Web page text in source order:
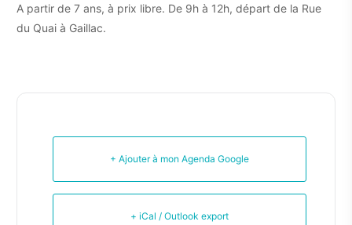
A partir de 7 ans, à prix libre. De 9h à 12h, départ de la Rue
du Quai à Gaillac.
+ Ajouter à mon Agenda Google
+ iCal / Outlook export